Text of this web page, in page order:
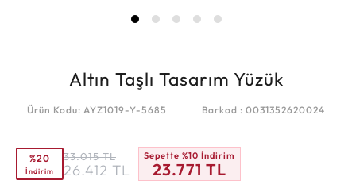
Altın Taşlı Tasarım Yüzük
Ürün Kodu: AYZ1019-Y-5685 Barkod : 0031352620024
%20
İndirim
33.015 TL
26.412 TL
Sepette %10 İndirim
23.771 TL